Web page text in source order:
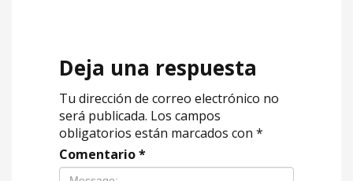
Deja una respuesta
Tu dirección de correo electrónico no
será publicada. Los campos
obligatorios están marcados con *
Comentario*